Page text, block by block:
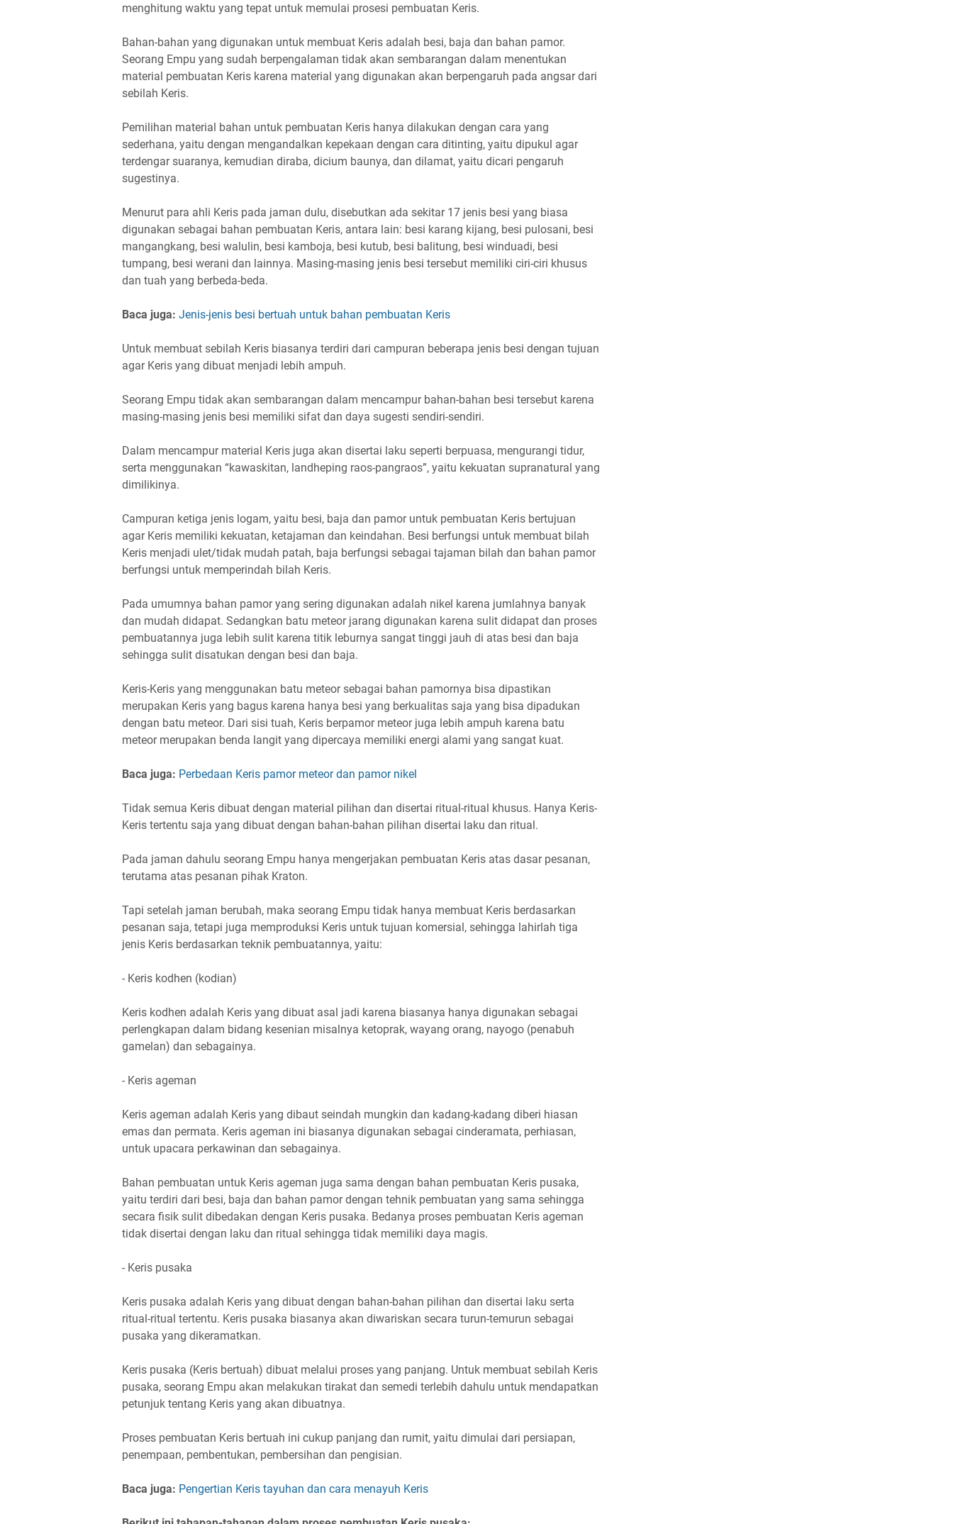
menghitung waktu yang tepat untuk memulai prosesi pembuatan Keris.
Bahan-bahan yang digunakan untuk membuat Keris adalah besi, baja dan bahan pamor.
Seorang Empu yang sudah berpengalaman tidak akan sembarangan dalam menentukan
material pembuatan Keris karena material yang digunakan akan berpengaruh pada angsar dari
sebilah Keris.
Pemilihan material bahan untuk pembuatan Keris hanya dilakukan dengan cara yang
sederhana, yaitu dengan mengandalkan kepekaan dengan cara ditinting, yaitu dipukul agar
terdengar suaranya, kemudian diraba, dicium baunya, dan dilamat, yaitu dicari pengaruh
sugestinya.
Menurut para ahli Keris pada jaman dulu, disebutkan ada sekitar 17 jenis besi yang biasa
digunakan sebagai bahan pembuatan Keris, antara lain: besi karang kijang, besi pulosani, besi
mangangkang, besi walulin, besi kamboja, besi kutub, besi balitung, besi winduadi, besi
tumpang, besi werani dan lainnya. Masing-masing jenis besi tersebut memiliki ciri-ciri khusus
dan tuah yang berbeda-beda.
Baca juga: Jenis-jenis besi bertuah untuk bahan pembuatan Keris
Untuk membuat sebilah Keris biasanya terdiri dari campuran beberapa jenis besi dengan tujuan
agar Keris yang dibuat menjadi lebih ampuh.
Seorang Empu tidak akan sembarangan dalam mencampur bahan-bahan besi tersebut karena
masing-masing jenis besi memiliki sifat dan daya sugesti sendiri-sendiri.
Dalam mencampur material Keris juga akan disertai laku seperti berpuasa, mengurangi tidur,
serta menggunakan “kawaskitan, landheping raos-pangraos”, yaitu kekuatan supranatural yang
dimilikinya.
Campuran ketiga jenis logam, yaitu besi, baja dan pamor untuk pembuatan Keris bertujuan
agar Keris memiliki kekuatan, ketajaman dan keindahan. Besi berfungsi untuk membuat bilah
Keris menjadi ulet/tidak mudah patah, baja berfungsi sebagai tajaman bilah dan bahan pamor
berfungsi untuk memperindah bilah Keris.
Pada umumnya bahan pamor yang sering digunakan adalah nikel karena jumlahnya banyak
dan mudah didapat. Sedangkan batu meteor jarang digunakan karena sulit didapat dan proses
pembuatannya juga lebih sulit karena titik leburnya sangat tinggi jauh di atas besi dan baja
sehingga sulit disatukan dengan besi dan baja.
Keris-Keris yang menggunakan batu meteor sebagai bahan pamornya bisa dipastikan
merupakan Keris yang bagus karena hanya besi yang berkualitas saja yang bisa dipadukan
dengan batu meteor. Dari sisi tuah, Keris berpamor meteor juga lebih ampuh karena batu
meteor merupakan benda langit yang dipercaya memiliki energi alami yang sangat kuat.
Baca juga: Perbedaan Keris pamor meteor dan pamor nikel
Tidak semua Keris dibuat dengan material pilihan dan disertai ritual-ritual khusus. Hanya Keris-
Keris tertentu saja yang dibuat dengan bahan-bahan pilihan disertai laku dan ritual.
Pada jaman dahulu seorang Empu hanya mengerjakan pembuatan Keris atas dasar pesanan,
terutama atas pesanan pihak Kraton.
Tapi setelah jaman berubah, maka seorang Empu tidak hanya membuat Keris berdasarkan
pesanan saja, tetapi juga memproduksi Keris untuk tujuan komersial, sehingga lahirlah tiga
jenis Keris berdasarkan teknik pembuatannya, yaitu:
- Keris kodhen (kodian)
Keris kodhen adalah Keris yang dibuat asal jadi karena biasanya hanya digunakan sebagai
perlengkapan dalam bidang kesenian misalnya ketoprak, wayang orang, nayogo (penabuh
gamelan) dan sebagainya.
- Keris ageman
Keris ageman adalah Keris yang dibaut seindah mungkin dan kadang-kadang diberi hiasan
emas dan permata. Keris ageman ini biasanya digunakan sebagai cinderamata, perhiasan,
untuk upacara perkawinan dan sebagainya.
Bahan pembuatan untuk Keris ageman juga sama dengan bahan pembuatan Keris pusaka,
yaitu terdiri dari besi, baja dan bahan pamor dengan tehnik pembuatan yang sama sehingga
secara fisik sulit dibedakan dengan Keris pusaka. Bedanya proses pembuatan Keris ageman
tidak disertai dengan laku dan ritual sehingga tidak memiliki daya magis.
- Keris pusaka
Keris pusaka adalah Keris yang dibuat dengan bahan-bahan pilihan dan disertai laku serta
ritual-ritual tertentu. Keris pusaka biasanya akan diwariskan secara turun-temurun sebagai
pusaka yang dikeramatkan.
Keris pusaka (Keris bertuah) dibuat melalui proses yang panjang. Untuk membuat sebilah Keris
pusaka, seorang Empu akan melakukan tirakat dan semedi terlebih dahulu untuk mendapatkan
petunjuk tentang Keris yang akan dibuatnya.
Proses pembuatan Keris bertuah ini cukup panjang dan rumit, yaitu dimulai dari persiapan,
penempaan, pembentukan, pembersihan dan pengisian.
Baca juga: Pengertian Keris tayuhan dan cara menayuh Keris